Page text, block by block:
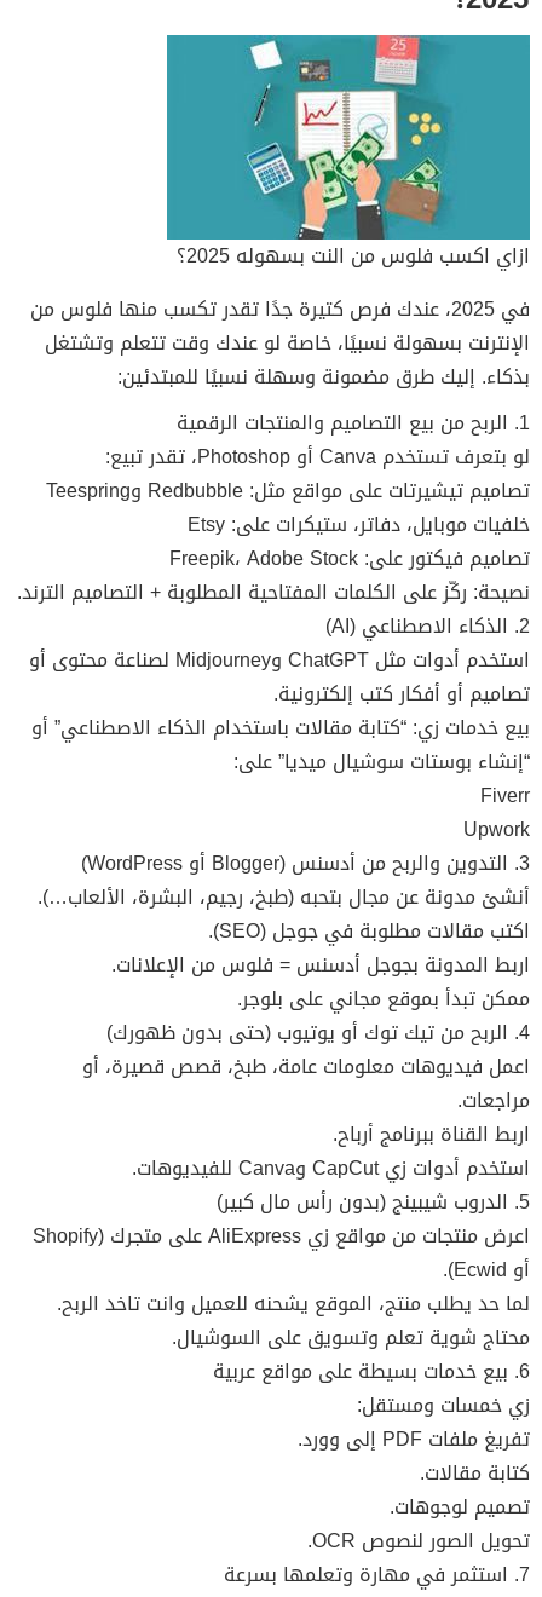
ازاي اكسب فلوس من النت بسهوله 2025؟
في 2025، عندك فرص كتيرة جدًا تقدر تكسب منها فلوس من
الإنترنت بسهولة نسبيًا، خاصة لو عندك وقت تتعلم وتشتغل
بذكاء. إليك طرق مضمونة وسهلة نسبيًا للمبتدئين:
1. الربح من بيع التصاميم والمنتجات الرقمية
لو بتعرف تستخدم Canva أو Photoshop، تقدر تبيع:
تصاميم تيشيرتات على مواقع مثل: Redbubble وTeespring
خلفيات موبايل، دفاتر، ستيكرات على: Etsy
تصاميم فيكتور على: Freepik، Adobe Stock
نصيحة: ركّز على الكلمات المفتاحية المطلوبة + التصاميم الترند.
2. الذكاء الاصطناعي (AI)
استخدم أدوات مثل ChatGPT وMidjourney لصناعة محتوى أو
تصاميم أو أفكار كتب إلكترونية.
بيع خدمات زي: “كتابة مقالات باستخدام الذكاء الاصطناعي” أو
“إنشاء بوستات سوشيال ميديا” على:
Fiverr
Upwork
3. التدوين والربح من أدسنس (Blogger أو WordPress)
أنشئ مدونة عن مجال بتحبه (طبخ، رجيم، البشرة، الألعاب…).
اكتب مقالات مطلوبة في جوجل (SEO).
اربط المدونة بجوجل أدسنس = فلوس من الإعلانات.
ممكن تبدأ بموقع مجاني على بلوجر.
4. الربح من تيك توك أو يوتيوب (حتى بدون ظهورك)
اعمل فيديوهات معلومات عامة، طبخ، قصص قصيرة، أو
مراجعات.
اربط القناة ببرنامج أرباح.
استخدم أدوات زي CapCut وCanva للفيديوهات.
5. الدروب شيبينج (بدون رأس مال كبير)
اعرض منتجات من مواقع زي AliExpress على متجرك (Shopify
أو Ecwid).
لما حد يطلب منتج، الموقع يشحنه للعميل وانت تاخد الربح.
محتاج شوية تعلم وتسويق على السوشيال.
6. بيع خدمات بسيطة على مواقع عربية
زي خمسات ومستقل:
تفريغ ملفات PDF إلى وورد.
كتابة مقالات.
تصميم لوجوهات.
تحويل الصور لنصوص OCR.
7. استثمر في مهارة وتعلمها بسرعة